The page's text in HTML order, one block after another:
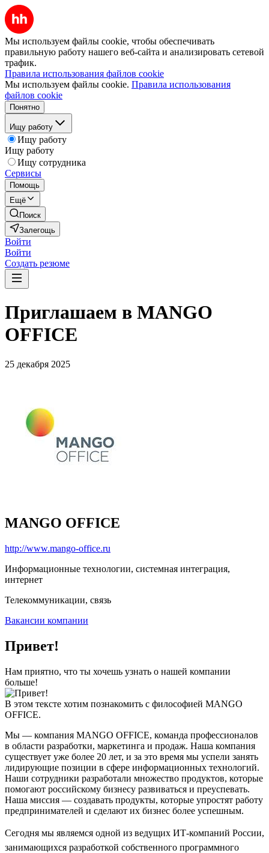
Мы используем файлы cookie, чтобы обеспечивать
правильную работу нашего веб-сайта и анализировать сетевой
трафик.
Правила использования файлов cookie
Мы используем файлы cookie. Правила использования
файлов cookie
Понятно
Ищу работу
Ищу работу
Ищу работу
Ищу сотрудника
Сервисы
Помощь
Ещё
Поиск
Залегощь
Войти
Войти
Создать резюме
Приглашаем в MANGO
OFFICE
25 декабря 2025
MANGO OFFICE
http://www.mango-office.ru
Информационные технологии, системная интеграция,
интернет
Телекоммуникации, связь
Вакансии компании
Привет!
Нам приятно, что ты хочешь узнать о нашей компании
больше!
В этом тексте хотим познакомить с философией MANGO
OFFICE.
Мы — компания MANGO OFFICE, команда профессионалов
в области разработки, маркетинга и продаж. Наша компания
существует уже более 20 лет, и за это время мы успели занять
лидирующие позиции в сфере информационных технологий.
Наши сотрудники разработали множество продуктов, которые
помогают российскому бизнесу развиваться и преуспевать.
Наша миссия — создавать продукты, которые упростят работу
предпринимателей и сделают их бизнес более успешным.
Сегодня мы являемся одной из ведущих ИТ-компаний России,
занимающихся разработкой собственного программного